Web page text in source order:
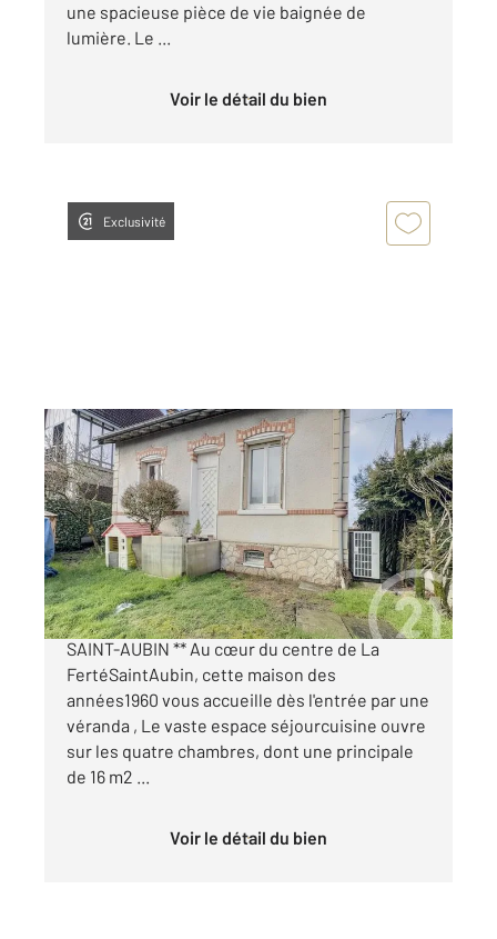
une spacieuse pièce de vie baignée de
lumière. Le ...
Voir le détail du bien
Exclusivité
LA FERTE ST AUBIN 45
81 m2, 5 pièces
Ref : 1029
Maison à vendre
189 390 €
** EXCLUSIVITÉ HYPER CENTRE DE LA FERTÉ-
SAINT-AUBIN ** Au cœur du centre de La
FertéSaintAubin, cette maison des
années1960 vous accueille dès l'entrée par une
véranda , Le vaste espace séjourcuisine ouvre
sur les quatre chambres, dont une principale
de 16 m2 ...
Voir le détail du bien